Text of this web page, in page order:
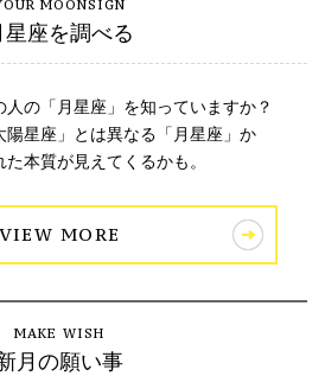
星座を調べる
人の「月星座」を知っていますか？
陽星座」とは異なる「月星座」か
本質が見えてくるかも。
VIEW MORE
月の願い事